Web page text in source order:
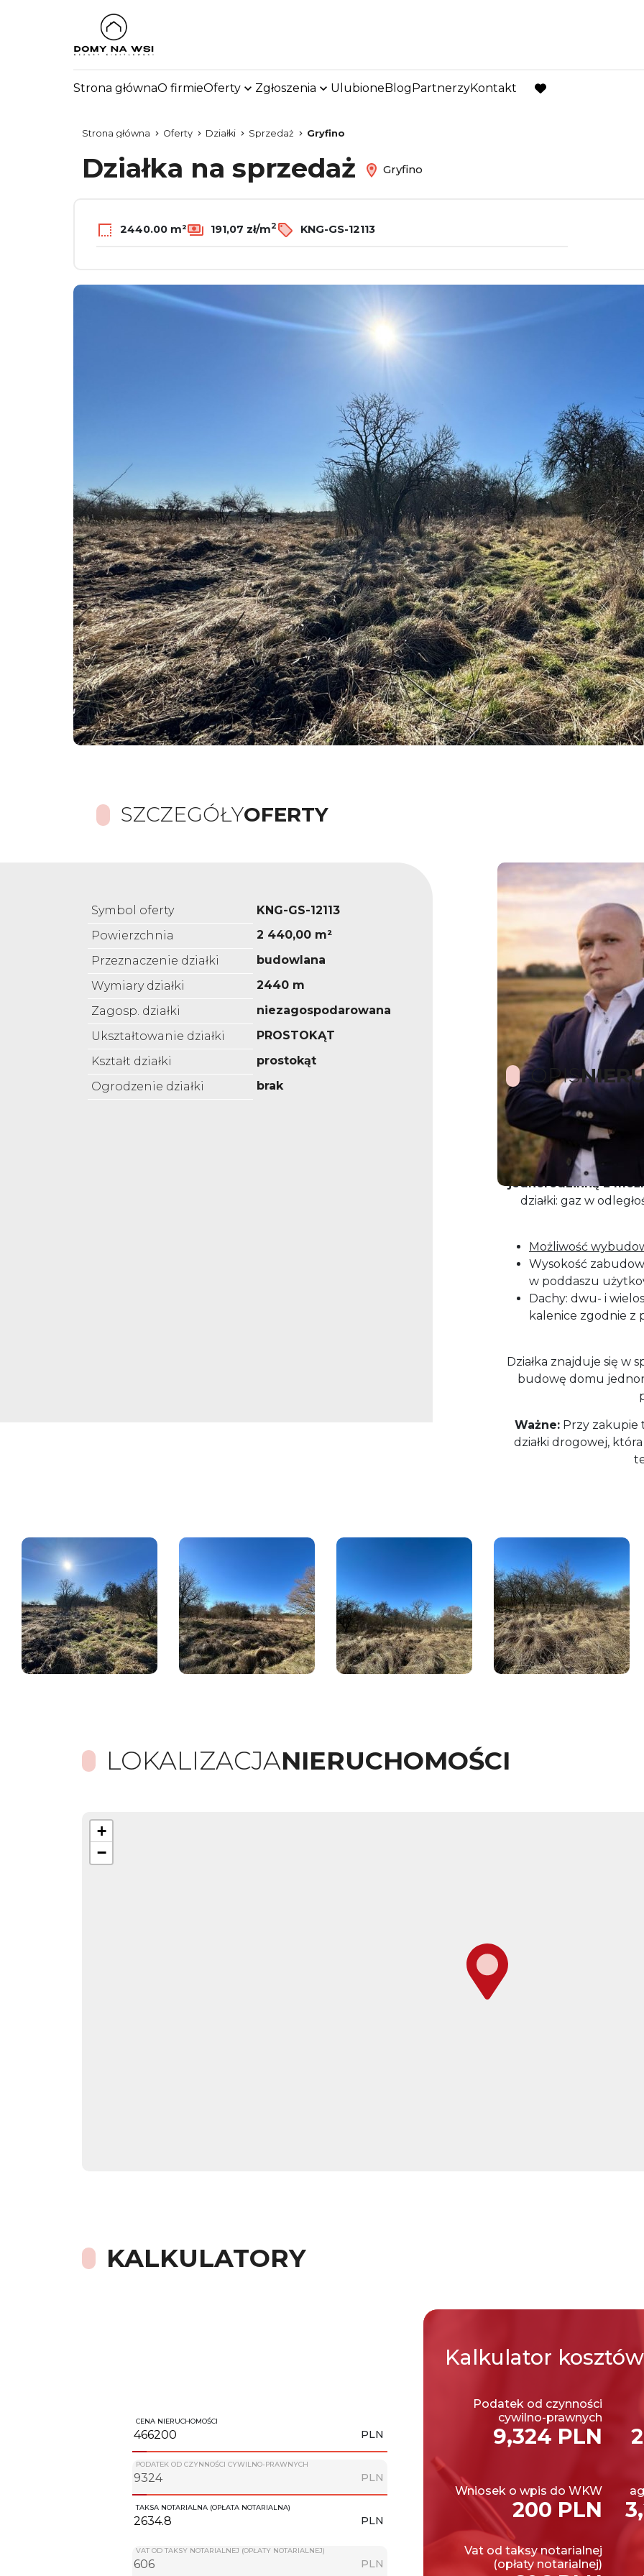
Strona głównaO firmieOferty Zgłoszenia UlubioneBlogPartnerzyKontakt
favorite
Strona główna Oferty Działki Sprzedaż Gryfino
Działka na sprzedaż Gryfino
2440.00 m² 191,07 zł/m2 KNG-GS-12113
SZCZEGÓŁYOFERTY
Symbol oferty
KNG-GS-12113
Powierzchnia
2 440,00 m²
Przeznaczenie działki
budowlana
Wymiary działki
2440 m
Zagosp. działki
niezagospodarowana
Ukształtowanie działki
PROSTOKĄT
Kształt działki
prostokąt
Ogrodzenie działki
brak OPIS
Na sprzedaż działka o
objęta miejscowym
Działka oznaczona
jednorodzinną z
działki: gaz w
Możliwość
Wysokość
w poddaszu
Dachy: dwu- i
kalenice zgodnie z
Działka znajduje się w
budowę domu
Ważne: Przy zakupie
działki drogowej,
LOKALIZACJANIERUCHOMOŚCI
+
−
KALKULATORY
Kalkulator kosztów
Podatek od czynności
cywilno-prawnych
9,324 PLN
Wniosek o wpis do WKW
200 PLN
Vat od taksy notarialnej
(opłaty notarialnej)
CENA NIERUCHOMOŚCI
PLN
PODATEK OD CZYNNOŚCI CYWILNO-PRAWNYCH
PLN
TAKSA NOTARIALNA (OPŁATA NOTARIALNA)
PLN
VAT OD TAKSY NOTARIALNEJ (OPŁATY NOTARIALNEJ)
PLN